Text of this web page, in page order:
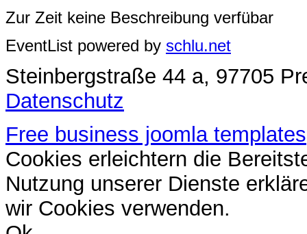
Zur Zeit keine Beschreibung verfübar
EventList powered by schlu.net
Steinbergstraße 44 a, 97705
Datenschutz
Free business joomla templates
Cookies erleichtern die
Nutzung unserer Dienste
wir Cookies verwenden.